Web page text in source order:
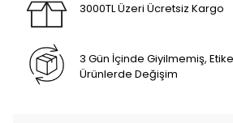
3000TL Üzeri Ücretsiz Kargo
3 Gün İçinde Giyilmemiş,
Ürünlerde Değişim